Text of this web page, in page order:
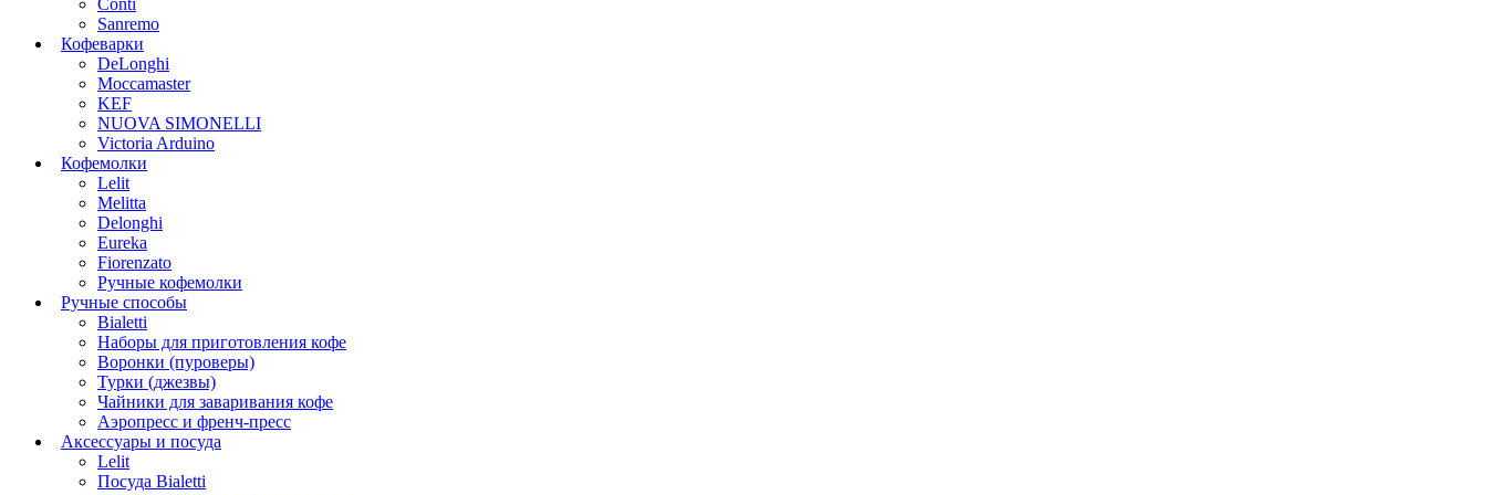
Conti
Sanremo
Кофеварки
DeLonghi
Moccamaster
KEF
NUOVA SIMONELLI
Victoria Arduino
Кофемолки
Lelit
Melitta
Delonghi
Eureka
Fiorenzato
Ручные кофемолки
Ручные способы
Bialetti
Наборы для приготовления кофе
Воронки (пуроверы)
Турки (джезвы)
Чайники для заваривания кофе
Аэропресс и френч-пресс
Аксессуары и посуда
Lelit
Посуда Bialetti